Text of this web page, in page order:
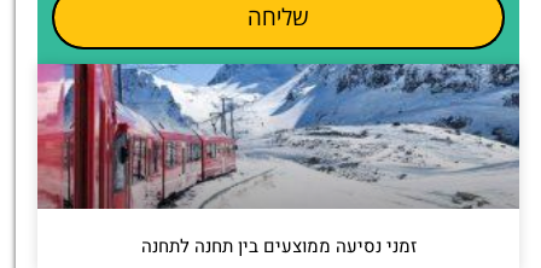
שליחה
זמני נסיעה ממוצעים בין תחנה לתחנה